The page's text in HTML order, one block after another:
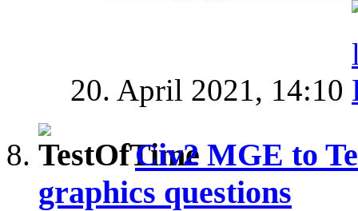
20. April 2021, 14:10
Civ2 MGE to
graphics questions